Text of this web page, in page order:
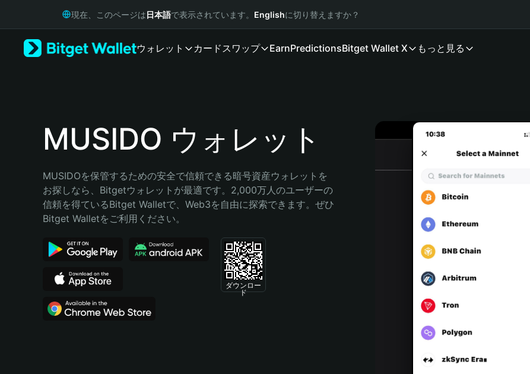
Русский
Bahasa Indonesia
Português (Brasil)
現在、このページは日本語で表示されています。 Englishに切り替えますか？
ウォレット カードスワップ EarnPredictionsBitget Wallet X もっと見る
MUSIDO ウォレット
MUSIDOを保管するための安全で信頼できる暗号資産ウォレットを
お探しなら、Bitgetウォレットが最適です。2,000万人のユーザーの
信頼を得ているBitget Walletで、Web3を自由に探索できます。ぜひ
Bitget Walletをご利用ください。
ダウンロー
ド